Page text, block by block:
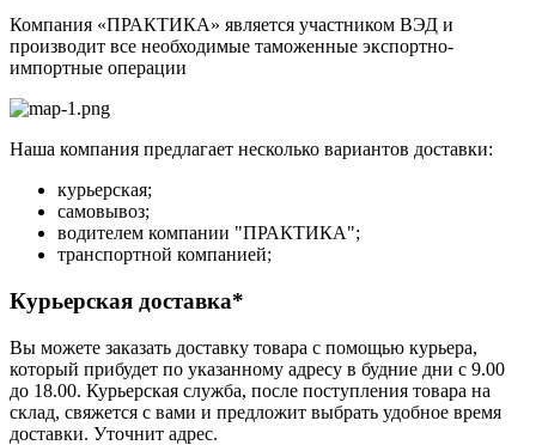
Компания «ПРАКТИКА» является участником ВЭД и
производит все необходимые таможенные экспортно-
импортные операции
Наша компания предлагает несколько вариантов доставки:
курьерская;
самовывоз;
водителем компании "ПРАКТИКА";
транспортной компанией;
Курьерская доставка*
Вы можете заказать доставку товара с помощью курьера,
который прибудет по указанному адресу в будние дни с 9.00
до 18.00. Курьерская служба, после поступления товара на
склад, свяжется с вами и предложит выбрать удобное время
доставки. Уточнит адрес.